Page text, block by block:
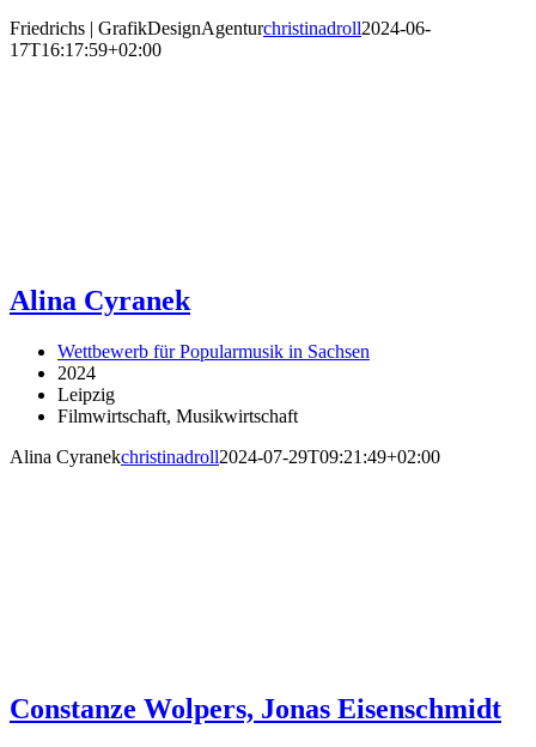
Friedrichs | GrafikDesignAgenturchristinadroll2024-06-
17T16:17:59+02:00
Alina Cyranek
Wettbewerb für Popularmusik in Sachsen
2024
Leipzig
Filmwirtschaft, Musikwirtschaft
Alina Cyranekchristinadroll2024-07-29T09:21:49+02:00
Constanze Wolpers, Jonas Eisenschmidt